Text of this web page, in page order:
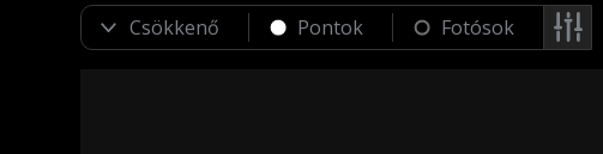
Pontok Fotósok